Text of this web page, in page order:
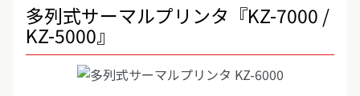
多列式サーマルプリンタ『KZ-7000 /
KZ-5000』